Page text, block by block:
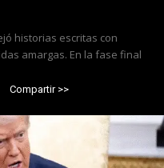
historias escritas con
amargas. En la fase final
Compartir >>